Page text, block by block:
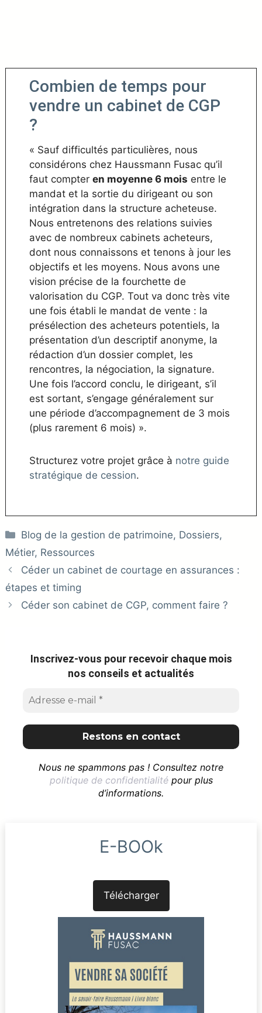
Combien de temps pour
vendre un cabinet de CGP
?
« Sauf difficultés particulières, nous
considérons chez Haussmann Fusac qu’il
faut compteren moyenne 6 mois entre le
mandat et la sortie du dirigeant ou son
intégration dans la structure acheteuse.
Nous entretenons des relations suivies
avec de nombreux cabinets acheteurs,
dont nous connaissons et tenons à jour les
objectifs et les moyens. Nous avons une
vision précise de la fourchette de
valorisation du CGP. Tout va donc très vite
une fois établi le mandat de vente : la
présélection des acheteurs potentiels, la
présentation d’un descriptif anonyme, la
rédaction d’un dossier complet, les
rencontres, la négociation, la signature.
Une fois l’accord conclu, le dirigeant, s’il
est sortant, s’engage généralement sur
une période d’accompagnement de 3 mois
(plus rarement 6 mois) ».
Structurez votre projet grâce à notre guide
stratégique de cession.
Catégories
Blog de la gestion de patrimoine, Dossiers,
Métier, Ressources
Céder un cabinet de courtage en assurances :
étapes et timing
Céder son cabinet de CGP, comment faire ?
Inscrivez-vous pour recevoir chaque mois
nos conseils et actualités
Nous ne spammons pas ! Consultez notre
politique de confidentialitépour plus
d’informations.
E-BOOk
Télécharger